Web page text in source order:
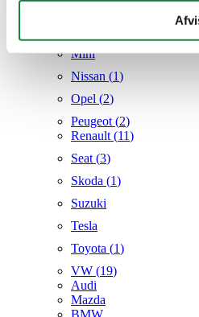
givet dem, eller som de har
tjenester.
Mini
Nissan (1)
Opel (2)
Peugeot (2)
Renault (11)
Seat (3)
Skoda (1)
Suzuki
Tesla
Toyota (1)
VW (19)
Audi
Mazda